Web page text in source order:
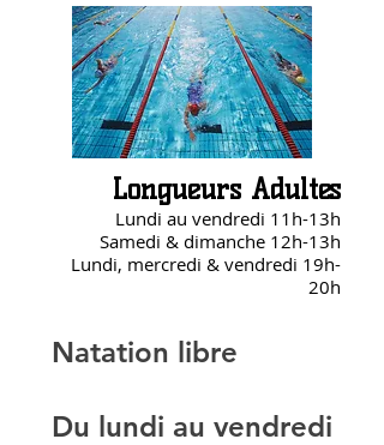
Longueurs Adultes
Lundi au vendredi 11h-13h
Samedi & dimanche 12h-13h
Lundi, mercredi & vendredi 19h-
20h
Natation libre
Du lundi au vendredi